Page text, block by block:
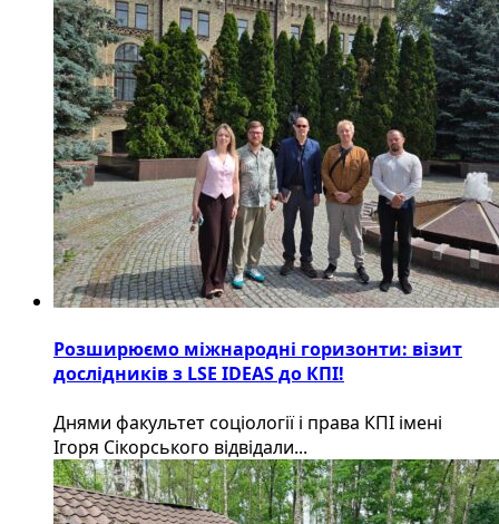
Розширюємо міжнародні горизонти: візит
дослідників з LSE IDEAS до КПІ!
Днями факультет соціології і права КПІ імені
Ігоря Сікорського відвідали...